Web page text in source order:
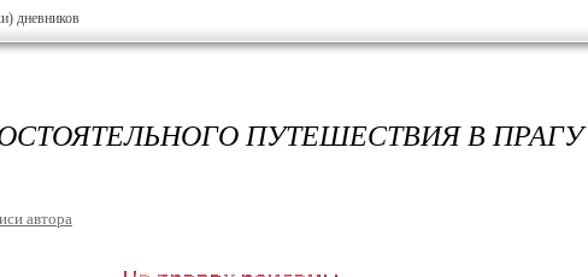
дневников
ПУТЕШЕСТВИЯ В ПРАГУ
автора